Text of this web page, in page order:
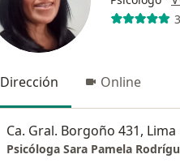
Dirección Online
Ca. Gral. Borgoño 431, Lima
Psicóloga Sara Pamela